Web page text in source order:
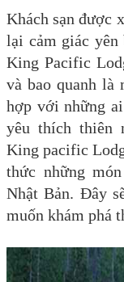
Khách sạn được
lại cảm giác yên
King Pacific
và bao quanh là
hợp với những
yêu thích thiên
King pacific
thức những
Nhật Bản. Đây
muốn khám phá